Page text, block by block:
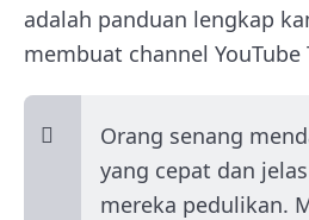
adalah panduan lengkap
membuat channel YouTube
Orang senang
yang cepat dan
mereka pedulikan.